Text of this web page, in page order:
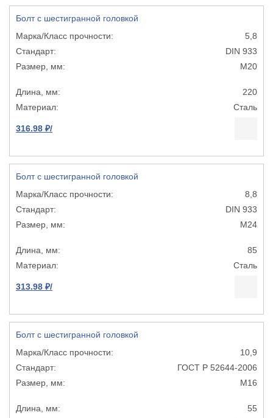
Болт с шестигранной головкой
5,8
DIN 933
М20
220
Сталь
316.98 ₽/
Болт с шестигранной головкой
8,8
DIN 933
М24
85
Сталь
313.98 ₽/
Болт с шестигранной головкой
10,9
ГОСТ Р 52644-2006
М16
55